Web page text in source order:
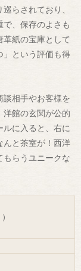
らされており、
、保存のよさも
紙の宝庫として
」という評価も得
談相手やお客様を
洋館の玄関が公的
に入ると、右に
んと茶室が！西洋
もらうユニークな